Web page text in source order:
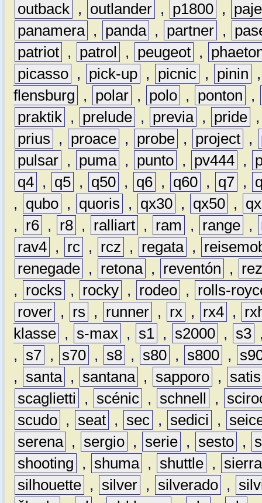
outback , outlander , p1800 ,
panamera , panda , partner ,
patriot , patrol , peugeot ,
picasso , pick-up , picnic , pinin
flensburg
, polar , polo , ponton
,
praktik , prelude , previa , pride
prius
, proace , probe , project ,
pulsar , puma , punto , pv444 ,
q4 , q5 , q50 , q6 , q60 , q7 ,
,
qubo , quoris , qx30 , qx50 ,
,
r6 , r8 , ralliart , ram , range ,
rav4 , rc , rcz , regata ,
renegade , retona , reventón ,
,
rocks , rocky , rodeo ,
rolls-
rover , rs , runner , rx , rx4 ,
klasse , s-max , s1 , s2000 , s3
,
s7 , s70 , s8 , s80 , s800 ,
,
santa , santana , sapporo ,
satis
scaglietti
, scénic , schnell ,
scudo , seat , sec , sedici ,
serena , sergio , serie , sesto ,
shooting
, shuma , shuttle ,
sierra
silhouette , silver , silverado ,